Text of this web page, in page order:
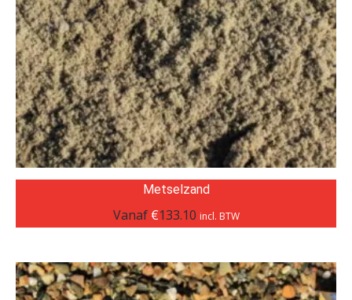
Metselzand
Vanaf €133.10 incl. BTW